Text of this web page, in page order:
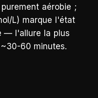
aérobie ;
L) marque l'état
— l'allure la plus
60 minutes.